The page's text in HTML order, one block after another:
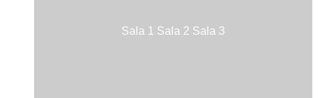
Sala 1 Sala 2 Sala 3